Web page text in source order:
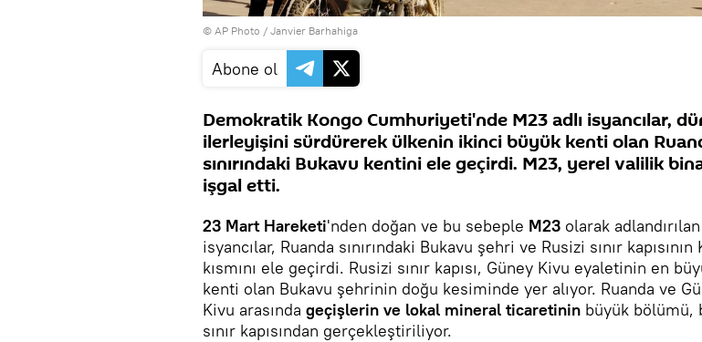
© AP Photo / Janvier Barhahiga
Abone ol
Demokratik Kongo Cumhuriyeti'nde M23 adlı isyancılar,
ilerleyişini sürdürerek ülkenin ikinci büyük kenti olan
sınırındaki Bukavu kentini ele geçirdi. M23, yerel valilik
işgal etti.
23 Mart Hareketi'nden doğan ve bu sebeple M23 olarak adlandırılan
isyancılar, Ruanda sınırındaki Bukavu şehri ve Rusizi sınır kapısının
kısmını ele geçirdi. Rusizi sınır kapısı, Güney Kivu eyaletinin en
kenti olan Bukavu şehrinin doğu kesiminde yer alıyor. Ruanda ve
Kivu arasında geçişlerin ve lokal mineral ticaretinin büyük bölümü,
sınır kapısından gerçekleştiriliyor.